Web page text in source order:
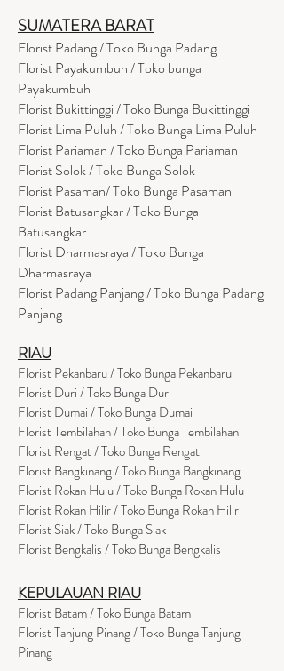
SUMATERA BARAT
Florist Padang / Toko Bunga Padang
Florist Payakumbuh / Toko bunga
Payakumbuh
Florist Bukittinggi / Toko Bunga Bukittinggi
Florist Lima Puluh / Toko Bunga Lima Puluh
Florist Pariaman / Toko Bunga Pariaman
Florist Solok / Toko Bunga Solok
Florist Pasaman/ Toko Bunga Pasaman
Florist Batusangkar / Toko Bunga
Batusangkar
Florist Dharmasraya / Toko Bunga
Dharmasraya
Florist Padang Panjang / Toko Bunga Padang
Panjang
RIAU
Florist Pekanbaru / Toko Bunga Pekanbaru
Florist Duri / Toko Bunga Duri
Florist Dumai / Toko Bunga Dumai
Florist Tembilahan / Toko Bunga Tembilahan
Florist Rengat / Toko Bunga Rengat
Florist Bangkinang / Toko Bunga Bangkinang
Florist Rokan Hulu / Toko Bunga Rokan Hulu
Florist Rokan Hilir / Toko Bunga Rokan Hilir
Florist Siak / Toko Bunga Siak
Florist Bengkalis / Toko Bunga Bengkalis
KEPULAUAN RIAU
Florist Batam / Toko Bunga Batam
Florist Tanjung Pinang / Toko Bunga Tanjung
Pinang